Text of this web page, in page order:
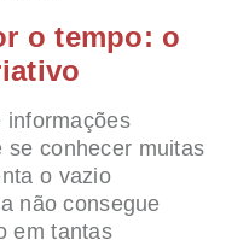
o tempo: o
se conhecer muitas
o vazio
não consegue
em tantas